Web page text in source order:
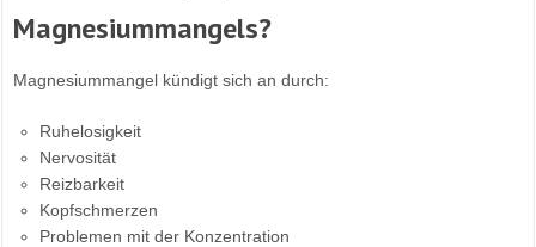
Magnesiummangels?
Magnesiummangel kündigt sich an durch:
Ruhelosigkeit
Nervosität
Reizbarkeit
Kopfschmerzen
Problemen mit der Konzentration